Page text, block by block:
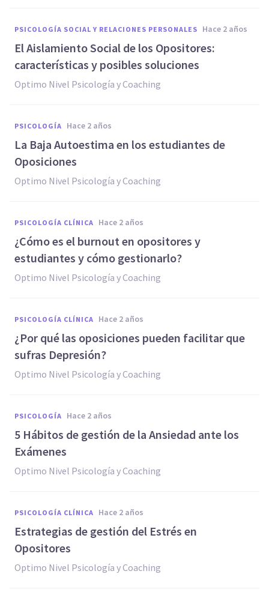
PSICOLOGÍA SOCIAL Y RELACIONES PERSONALES hace 2 años
El Aislamiento Social de los Opositores:
características y posibles soluciones
Optimo Nivel Psicología y Coaching
PSICOLOGÍA hace 2 años
La Baja Autoestima en los estudiantes de
Oposiciones
Optimo Nivel Psicología y Coaching
PSICOLOGÍA CLÍNICA hace 2 años
¿Cómo es el burnout en opositores y
estudiantes y cómo gestionarlo?
Optimo Nivel Psicología y Coaching
PSICOLOGÍA CLÍNICA hace 2 años
¿Por qué las oposiciones pueden facilitar que
sufras Depresión?
Optimo Nivel Psicología y Coaching
PSICOLOGÍA hace 2 años
5 Hábitos de gestión de la Ansiedad ante los
Exámenes
Optimo Nivel Psicología y Coaching
PSICOLOGÍA CLÍNICA hace 2 años
Estrategias de gestión del Estrés en
Opositores
Optimo Nivel Psicología y Coaching